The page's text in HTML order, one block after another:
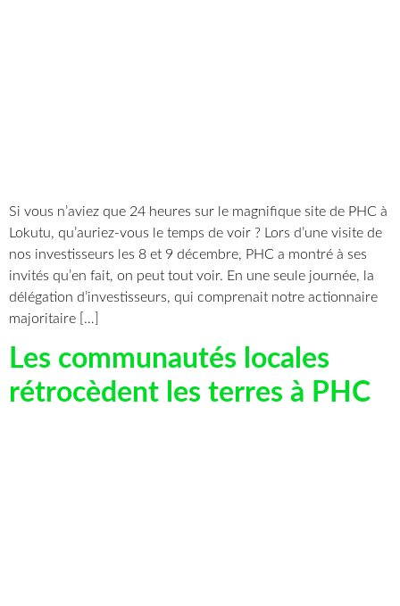
Si vous n’aviez que 24 heures sur le magnifique site de PHC à
Lokutu, qu’auriez-vous le temps de voir ? Lors d’une visite de
nos investisseurs les 8 et 9 décembre, PHC a montré à ses
invités qu’en fait, on peut tout voir. En une seule journée, la
délégation d’investisseurs, qui comprenait notre actionnaire
majoritaire […]
Les communautés locales
rétrocèdent les terres à PHC